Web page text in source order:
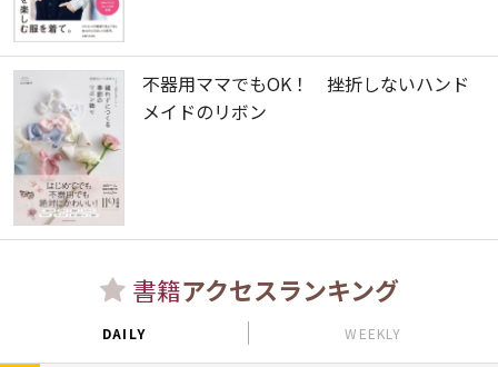
不器用ママでもOK！ 挫折しないハンド
メイドのリボン
書籍アクセスランキング
DAILY WEEKLY